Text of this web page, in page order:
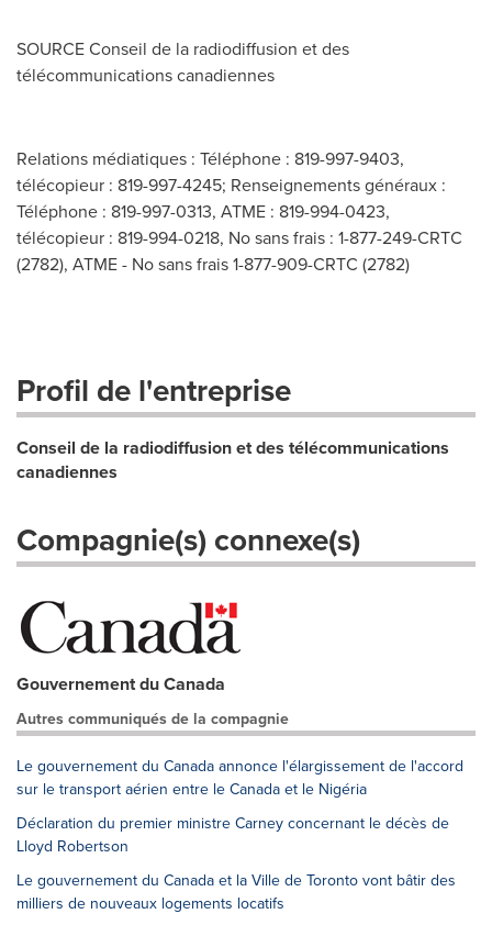
SOURCEConseil de la radiodiffusion et des
télécommunications canadiennes
Relations médiatiques : Téléphone : 819-997-9403,
télécopieur : 819-997-4245; Renseignements généraux :
Téléphone : 819-997-0313, ATME : 819-994-0423,
télécopieur : 819-994-0218, No sans frais : 1-877-249-CRTC
(2782), ATME - No sans frais 1-877-909-CRTC (2782)
Profil de l'entreprise
Conseil de la radiodiffusion et des télécommunications
canadiennes
Compagnie(s) connexe(s)
Gouvernement du Canada
Autres communiqués de la compagnie
Le gouvernement du Canada annonce l'élargissement de l'accord
sur le transport aérien entre le Canada et le Nigéria
Déclaration du premier ministre Carney concernant le décès de
Lloyd Robertson
Le gouvernement du Canada et la Ville de Toronto vont bâtir des
milliers de nouveaux logements locatifs